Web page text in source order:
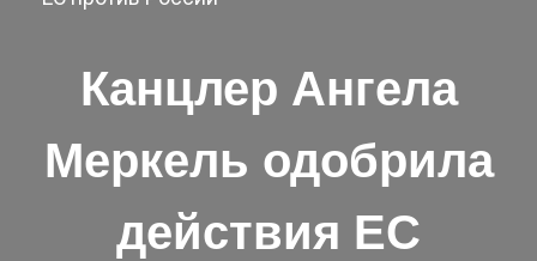
Канцлер Ангела
Меркель одобрила
действия ЕС